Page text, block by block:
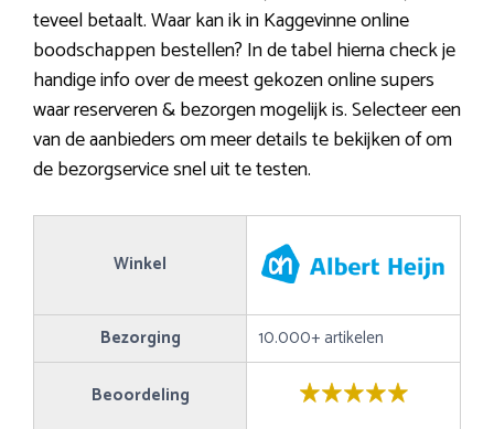
teveel betaalt. Waar kan ik in Kaggevinne online
boodschappen bestellen? In de tabel hierna check je
handige info over de meest gekozen online supers
waar reserveren & bezorgen mogelijk is. Selecteer een
van de aanbieders om meer details te bekijken of om
de bezorgservice snel uit te testen.
Winkel
Bezorging 10.000+ artikelen
Beoordeling